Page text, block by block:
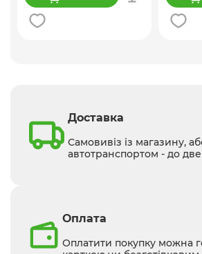
Доставка
Самовивіз із магазину,
автотранспортом - до
Оплата
Оплатити покупку можна